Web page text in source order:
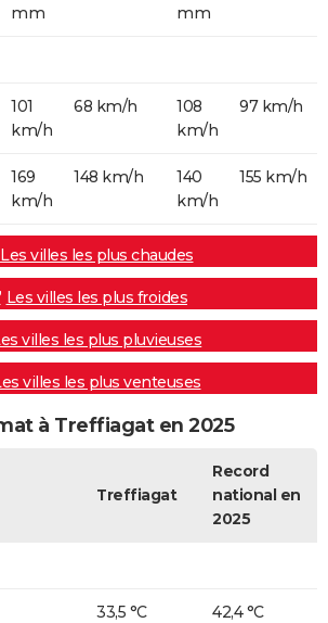
mm
mm
101
km/h
68 km/h
108
km/h
97 km/h
169
km/h
148 km/h
140
km/h
155 km/h
Les villes les plus chaudes
Les villes les plus froides
villes les plus pluvieuses
villes les plus venteuses
à Treffiagat en 2025
Treffiagat
Record
national en
2025
33,5 °C 42,4 °C